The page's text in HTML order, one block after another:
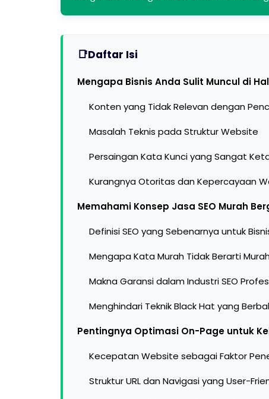
Daftar Isi
Mengapa Bisnis Anda Sulit Muncul di
Konten yang Tidak Relevan dengan
Masalah Teknis pada Struktur Website
Persaingan Kata Kunci yang Sangat
Kurangnya Otoritas dan Kepercayaan
Memahami Konsep Jasa SEO Murah
Definisi SEO yang Sebenarnya untuk
Mengapa Kata Murah Tidak Berarti
Makna Garansi dalam Industri SEO
Menghindari Teknik Black Hat yang
Pentingnya Optimasi On-Page untuk
Kecepatan Website sebagai Faktor
Struktur URL dan Navigasi yang User-